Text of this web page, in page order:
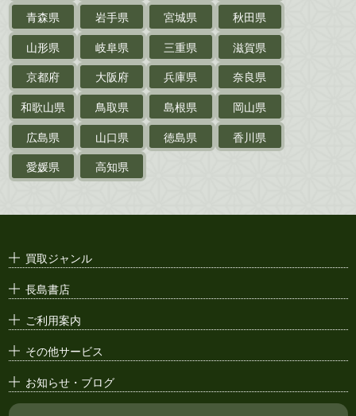
乗物
鉄道・
電車・バス
戦前・戦中の紙物・資料
絵葉書
支那・満洲・朝鮮・
台湾関係古資料
ポスター・チラシ・
青森県
岩手県 宮城県
秋田県
山形県
岐阜県 三重県
滋賀県
京都府
大阪府 兵庫県
奈良県
和歌山県
鳥取県 島根県
岡山県
広島県
山口県 徳島県
香川県
愛媛県
高知県
買取ジャンル
長島書店
ご利用案内
その他サービス
お知らせ・ブログ